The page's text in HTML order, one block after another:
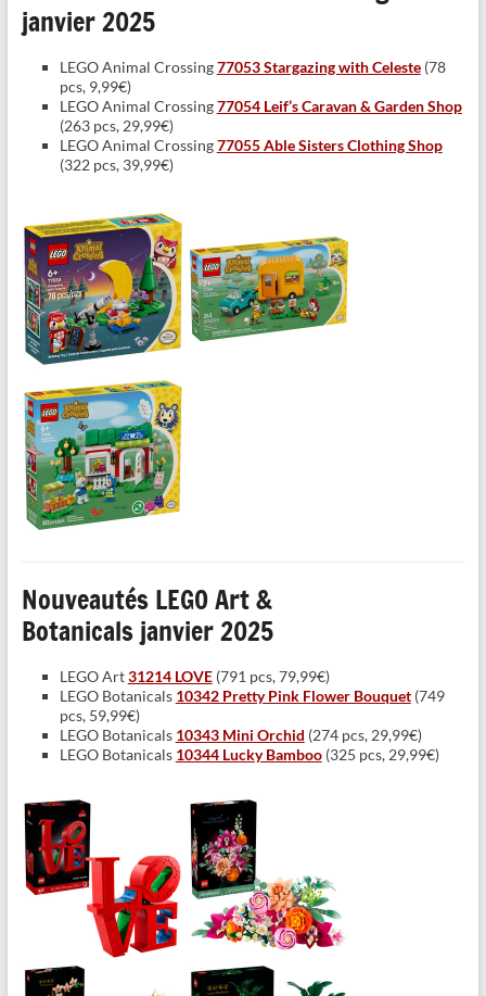
janvier 2025
LEGO Animal Crossing77053 Stargazing with Celeste(78
pcs, 9,99€)
LEGO Animal Crossing77054 Leif’s Caravan & Garden Shop
(263 pcs, 29,99€)
LEGO Animal Crossing77055 Able Sisters Clothing Shop
(322 pcs, 39,99€)
Nouveautés LEGO Art &
Botanicals janvier 2025
LEGO Art31214 LOVE(791 pcs, 79,99€)
LEGO Botanicals 10342 Pretty Pink Flower Bouquet(749
pcs, 59,99€)
LEGO Botanicals 10343 Mini Orchid (274 pcs, 29,99€)
LEGO Botanicals 10344 Lucky Bamboo(325 pcs, 29,99€)